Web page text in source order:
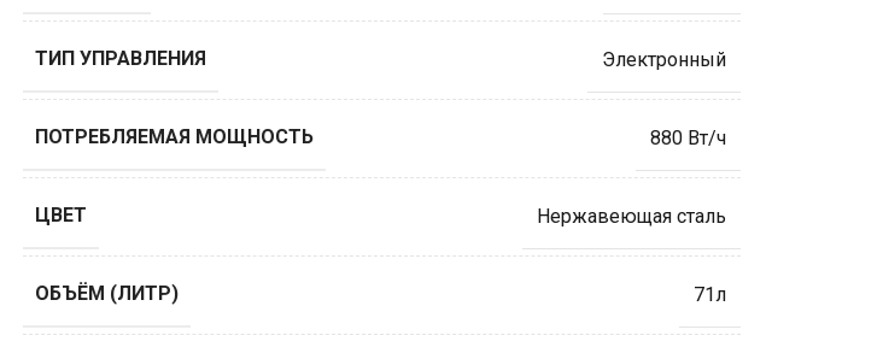
ТИП УПРАВЛЕНИЯ Электронный
ПОТРЕБЛЯЕМАЯ МОЩНОСТЬ 880 Вт/ч
ЦВЕТ Нержавеющая сталь
ОБЪЁМ (ЛИТР) 71л